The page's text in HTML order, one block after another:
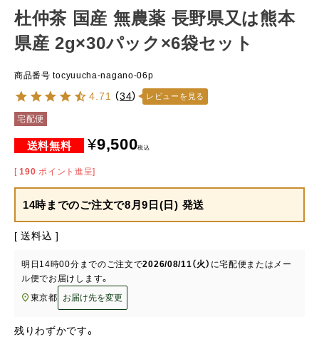
杜仲茶 国産 無農薬 長野県又は熊本
県産 2g×30パック×6袋セット
商品番号 tocyuucha-nagano-06p
4.71 （34） レビューを見る
宅配便
¥9,500税込
[ 190 ポイント進呈]
14時までのご注文で8月9日(日) 発送
送料込
明日 14時00分 までのご注文で2026/08/11（火） に宅配便またはメー
ル便でお届けします。
東京都
お届け先を変更
残りわずかです。